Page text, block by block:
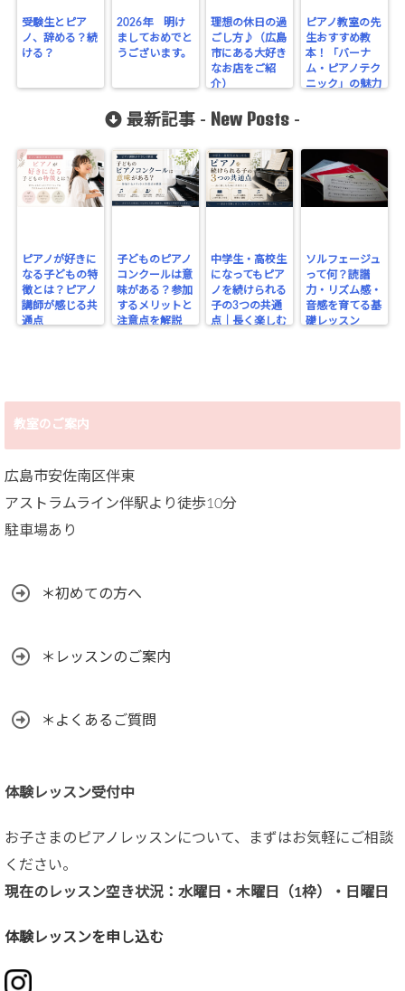
受験生とピア
ノ、辞める？続
ける？
2026年 明け
ましておめでと
うございます。
理想の休日の過
ごし方♪（広島
市にある大好き
なお店をご紹
介）
ピアノ教室の先
生おすすめ教
本！「バーナ
ム・ピアノテク
ニック」の魅力
最新記事 - New Posts -
ピアノが好きに
なる子どもの特
徴とは？ピアノ
講師が感じる共
通点
子どものピアノ
コンクールは意
味がある？参加
するメリットと
注意点を解説
中学生・高校生
になってもピア
ノを続けられる
子の3つの共通
点｜長く楽しむ
ソルフェージュ
って何？読譜
力・リズム感・
音感を育てる基
礎レッスン
教室のご案内
広島市安佐南区伴東
アストラムライン伴駅より徒歩10分
駐車場あり
＊初めての方へ
＊レッスンのご案内
＊よくあるご質問
体験レッスン受付中
お子さまのピアノレッスンについて、まずはお気軽にご相談
ください。
現在のレッスン空き状況：水曜日・木曜日（1枠）・日曜日
体験レッスンを申し込む